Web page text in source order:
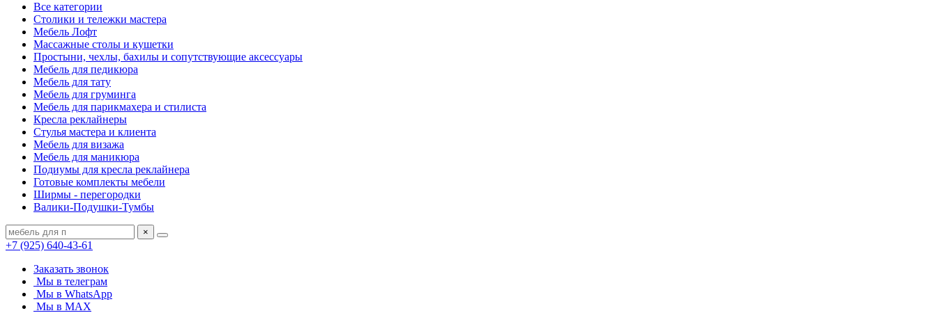
Все категории
Столики и тележки мастера
Мебель Лофт
Массажные столы и кушетки
Простыни, чехлы, бахилы и сопутствующие аксессуары
Мебель для педикюра
Мебель для тату
Мебель для груминга
Мебель для парикмахера и стилиста
Кресла реклайнеры
Стулья мастера и клиента
Мебель для визажа
Мебель для маникюра
Подиумы для кресла реклайнера
Готовые комплекты мебели
Ширмы - перегородки
Валики-Подушки-Тумбы
×
+7 (925) 640-43-61
Заказать звонок
Мы в телеграм
Мы в WhatsApp
Мы в MAX